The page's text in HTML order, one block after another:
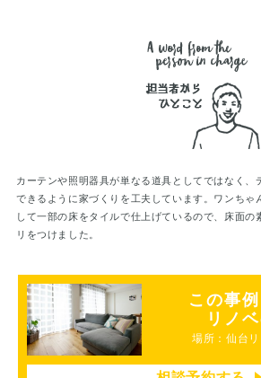
カーテンや照明器具が単なる道具としてではなく、
できるように家づくりを工夫しています。ワンちゃ
して一部の床をタイルで仕上げているので、床面の
リをつけました。
この事
リノ
場所：仙台